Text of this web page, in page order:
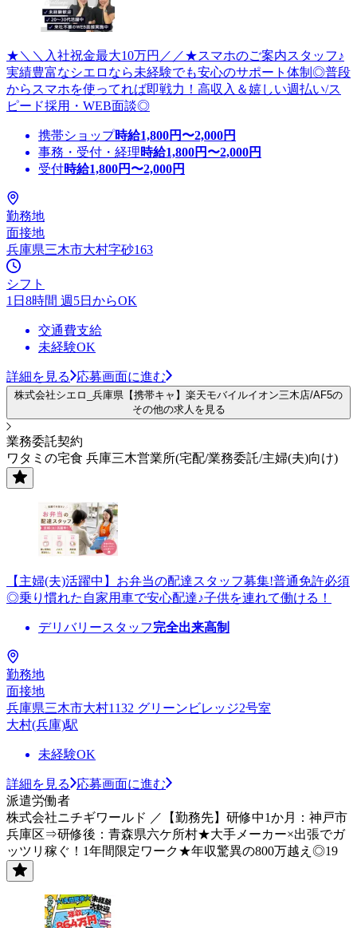
★＼＼入社祝金最大10万円／／★スマホのご案内スタッフ♪
実績豊富なシエロなら未経験でも安心のサポート体制◎普段
からスマホを使ってれば即戦力！高収入＆嬉しい週払い/ス
ピード採用・WEB面談◎
携帯ショップ時給1,800円〜2,000円
事務・受付・経理時給1,800円〜2,000円
受付時給1,800円〜2,000円
勤務地
面接地
兵庫県三木市大村字砂163
シフト
1日8時間 週5日からOK
交通費支給
未経験OK
詳細を見る 応募画面に進む
株式会社シエロ_兵庫県【携帯キャ】楽天モバイルイオン三木店/AF5の
その他の求人を見る
業務委託契約
ワタミの宅食 兵庫三木営業所(宅配/業務委託/主婦(夫)向け)
【主婦(夫)活躍中】お弁当の配達スタッフ募集!普通免許必須
◎乗り慣れた自家用車で安心配達♪子供を連れて働ける！
デリバリースタッフ完全出来高制
勤務地
面接地
兵庫県三木市大村1132 グリーンビレッジ2号室
大村(兵庫)駅
未経験OK
詳細を見る
応募画面に進む
派遣労働者
株式会社ニチギワールド ／【勤務先】研修中1か月：神戸市
兵庫区⇒研修後：青森県六ケ所村★大手メーカー×出張でガ
ッツリ稼ぐ！1年間限定ワーク★年収驚異の800万越え◎19